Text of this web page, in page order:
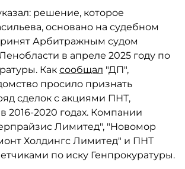
решение, которое
основано на судебном
Арбитражным судом
в апреле 2025 году по
Как сообщал "ДП",
просило признать
сделок с акциями ПНТ,
2016-2020 годах. Компании
Лимитед", "Новомор
Холдингс Лимитед" и ПНТ
по иску Генпрокуратуры.